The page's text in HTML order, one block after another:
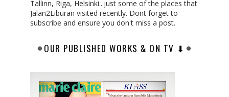
Tallinn, Riga, Helsinki...just some of the places that
Jalan2Liburan visited recently. Dont forget to
subscribe and ensure you don't miss a post.
OUR PUBLISHED WORKS & ON TV ⬇︎